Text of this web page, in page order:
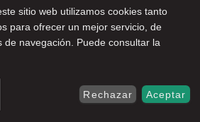
2023
de la caminata solidaria Magic
por el Hospital Sant
de Lleida, con el objetivo
para proyectos sociales
en situación de
sitio web utilizamos cookies tanto
para ofrecer un mejor servicio, de
de navegación. Puede consultar la
Rechazar Aceptar